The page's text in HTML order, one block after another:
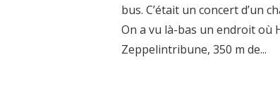
bus. C’était un concert d’un
On a vu là-bas un endroit où
Zeppelintribune, 350 m de...